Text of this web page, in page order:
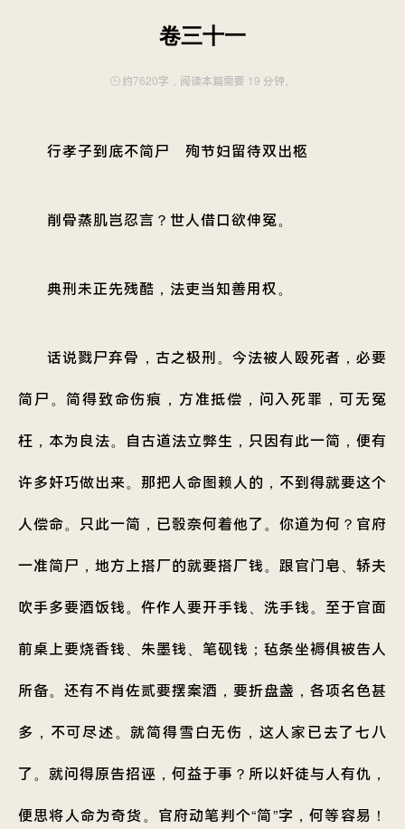
卷三十一
约7620字，阅读本篇需要 19 分钟。
行孝子到底不简尸 殉节妇留待双出柩
削骨蒸肌岂忍言？世人借口欲伸冤。
典刑未正先残酷，法吏当知善用权。
话说戮尸弃骨，古之极刑。今法被人殴死者，必要
简尸。简得致命伤痕，方准抵偿，问入死罪，可无冤
枉，本为良法。自古道法立弊生，只因有此一简，便有
许多奸巧做出来。那把人命图赖人的，不到得就要这个
人偿命。只此一简，已彀奈何着他了。你道为何？官府
一准简尸，地方上搭厂的就要搭厂钱。跟官门皂、轿夫
吹手多要酒饭钱。仵作人要开手钱、洗手钱。至于官面
前桌上要烧香钱、朱墨钱、笔砚钱；毡条坐褥俱被告人
所备。还有不肖佐贰要摆案酒，要折盘盏，各项名色甚
多，不可尽述。就简得雪白无伤，这人家已去了七八
了。就问得原告招诬，何益于事？所以奸徒与人有仇，
便思将人命为奇货。官府动笔判个“简”字，何等容易！